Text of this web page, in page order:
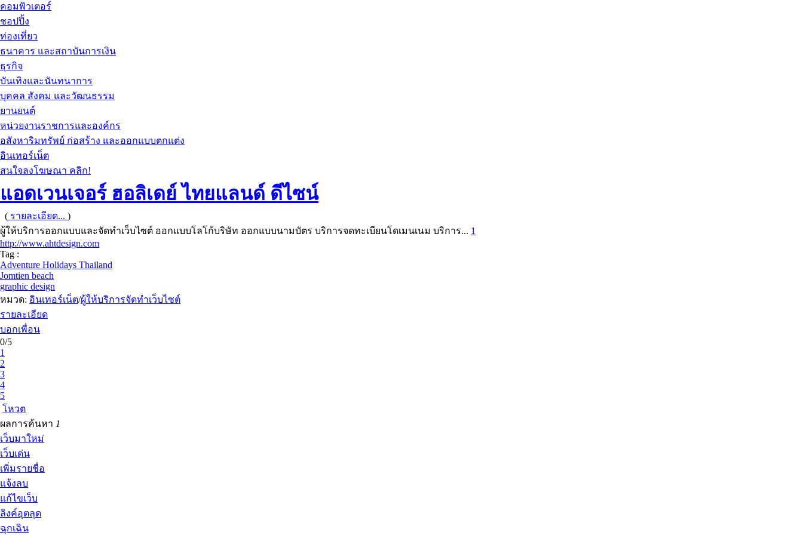
คอมพิวเตอร์
ชอปปิ้ง
ท่องเที่ยว
ธนาคาร และสถาบันการเงิน
ธุรกิจ
บันเทิงและนันทนาการ
บุคคล สังคม และวัฒนธรรม
ยานยนต์
หน่วยงานราชการและองค์กร
อสังหาริมทรัพย์ ก่อสร้าง และออกแบบตกแต่ง
อินเทอร์เน็ต
สนใจลงโฆษณา คลิก!
แอดเวนเจอร์ ฮอลิเดย์ ไทยแลนด์ ดีไซน์
( รายละเอียด... )
ผู้ให้บริการออกแบบและจัดทำเว็บไซต์ ออกแบบโลโก้บริษัท ออกแบบนามบัตร บริการจดทะเบียนโดเมนเนม บริการ... 1
http://www.ahtdesign.com
Tag :
Adventure Holidays Thailand
Jomtien beach
graphic design
หมวด: อินเทอร์เน็ต/ผู้ให้บริการจัดทำเว็บไซต์
รายละเอียด
บอกเพื่อน
0/5
1
2
3
4
5
โหวต
ผลการค้นหา 1
เว็บมาใหม่
เว็บเด่น
เพิ่มรายชื่อ
แจ้งลบ
แก้ไขเว็บ
ลิงค์อุตลุด
ฉุกเฉิน